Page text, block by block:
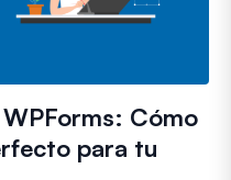
Cómo
para tu